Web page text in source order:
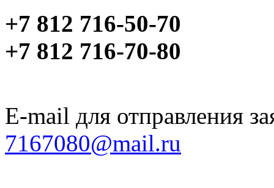
+7 812 716-50-70
+7 812 716-70-80
E-mail для отправления
7167080@mail.ru